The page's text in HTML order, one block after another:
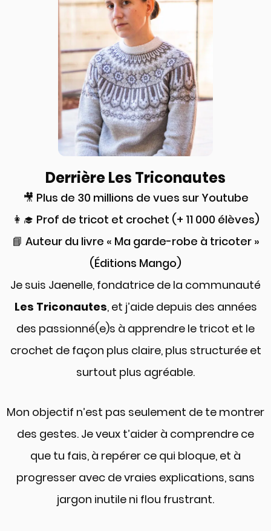
Derrière Les Triconautes
🎥 Plus de 30 millions de vues sur Youtube
👩‍🎓 Prof de tricot et crochet (+ 11 000 élèves)
📘 Auteur du livre « Ma garde-robe à tricoter »
(Éditions Mango)
Je suis Jaenelle, fondatrice de la communauté
Les Triconautes, et j’aide depuis des années
des passionné(e)s à apprendre le tricot et le
crochet de façon plus claire, plus structurée et
surtout plus agréable.
Mon objectif n’est pas seulement de te montrer
des gestes. Je veux t’aider à comprendre ce
que tu fais, à repérer ce qui bloque, et à
progresser avec de vraies explications, sans
jargon inutile ni flou frustrant.